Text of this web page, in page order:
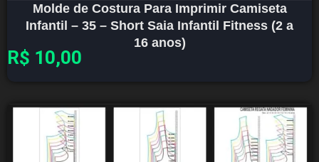
Molde de Costura Para Imprimir Camiseta
Infantil – 35 – Short Saia Infantil Fitness (2 a
16 anos)
R$ 10,00